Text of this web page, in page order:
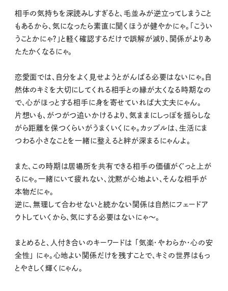
相手の気持ちを深読みしすぎると、毛並みが逆立ってしまうこと
もあるから、気になったら素直に聞くほうが健やかにゃ。「こうい
うことかにゃ？」と軽く確認するだけで誤解が減り、関係がよりあ
たたかくなるにゃ。
恋愛面では、自分をよく見せようとがんばる必要はないにゃ。自
然体のキミを大切にしてくれる相手との縁が太くなる時期なの
で、心がほっとする相手に身を寄せていれば大丈夫にゃん。
片想いも、がつがつ追いかけるより、気ままにしっぽを揺らしな
がら距離を保つくらいがうまくいくにゃ。カップルは、生活にま
つわる小さなことを一緒に整えると絆が深まるにゃんよ。
また、この時期は居場所を共有できる相手の価値がぐっと上が
るにゃ。一緒にいて疲れない、沈黙が心地よい、そんな相手が
本物だにゃ。
逆に、無理して合わせないと続かない関係は自然にフェードア
ウトしていくから、気にする必要はないにゃ〜。
まとめると、人付き合いのキーワードは 「気楽・やわらか・心の安
全性」 にゃ。心地よい関係だけを残すことで、キミの世界はもっ
とやさしく輝くにゃん。